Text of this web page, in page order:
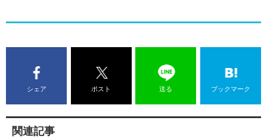
シェア ポスト 送る ブックマーク
関連記事